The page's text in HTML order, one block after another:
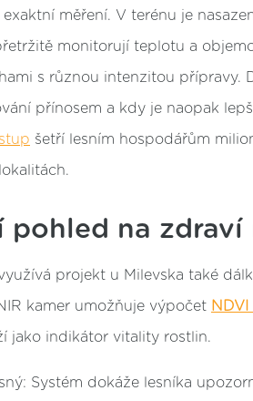
měření. V terénu je
monitorují teplotu a
s různou intenzitou přípravy.
přínosem a kdy je naopak
šetří lesním hospodářům
pohled na
projekt u Milevska také
kamer umožňuje výpočet
jako indikátor vitality rostlin.
Systém dokáže lesníka